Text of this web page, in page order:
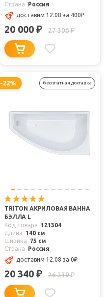
Страна
Россия
доставим 12.08 за 400₽
20 000 ₽ 27 306₽
-22% бесплатная доставка
TRITON АКРИЛОВАЯ ВАННА
БЭЛЛА L
Код товара
121304
Длина
140 см
Ширина
75 см
Страна
Россия
доставим 12.08 за 0₽
20 340 ₽ 26 239₽